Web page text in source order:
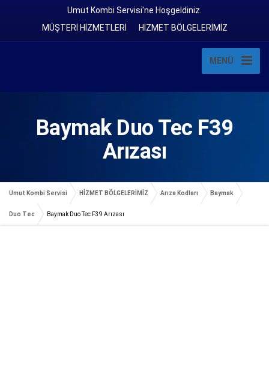
Umut Kombi Servisi'ne Hoşgeldiniz.
MÜŞTERİ HİZMETLERİ
HİZMET BÖLGELERİMİZ
MENÜ
Baymak Duo Tec F39
Arızası
Umut Kombi Servisi HİZMET BÖLGELERİMİZ Arıza Kodları Baymak
Duo Tec Baymak Duo Tec F39 Arızası